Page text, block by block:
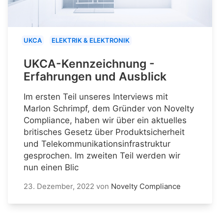
UKCA ELEKTRIK & ELEKTRONIK
UKCA-Kennzeichnung -
Erfahrungen und Ausblick
Im ersten Teil unseres Interviews mit
Marlon Schrimpf, dem Gründer von Novelty
Compliance, haben wir über ein aktuelles
britisches Gesetz über Produktsicherheit
und Telekommunikationsinfrastruktur
gesprochen. Im zweiten Teil werden wir
nun einen Blic
23. Dezember, 2022 von Novelty Compliance